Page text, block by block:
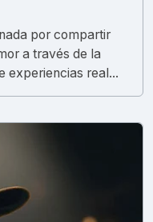
por compartir
a través de la
experiencias real...